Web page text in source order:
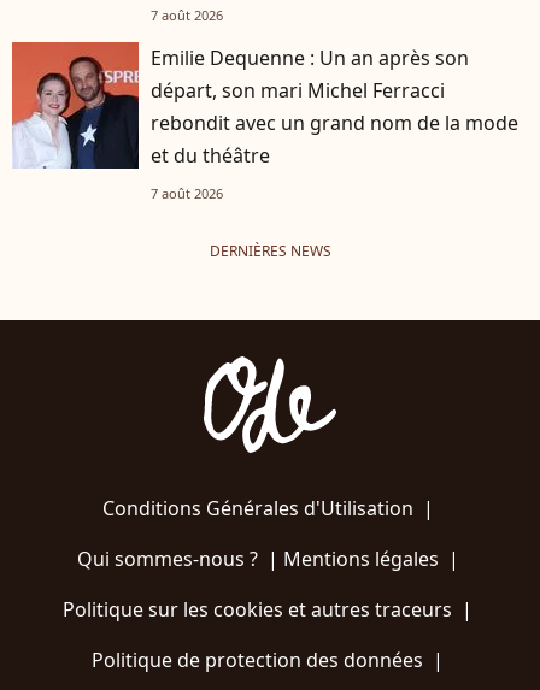
7 août 2026
Emilie Dequenne : Un an après son
départ, son mari Michel Ferracci
rebondit avec un grand nom de la mode
et du théâtre
7 août 2026
DERNIÈRES NEWS
Conditions Générales d'Utilisation |
Qui sommes-nous ?| Mentions légales |
Politique sur les cookies et autres traceurs |
Politique de protection des données |